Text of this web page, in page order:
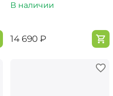
В наличии
‍14 690‍ ₽